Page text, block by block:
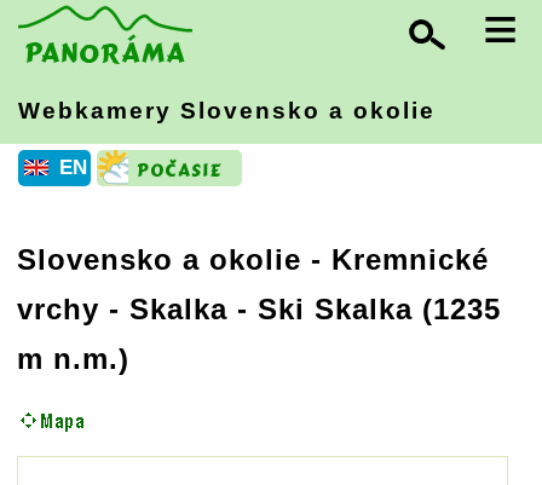
≡
Webkamery Slovensko a okolie
EN
Slovensko a okolie - Kremnické
vrchy - Skalka - Ski Skalka (1235
m n.m.)